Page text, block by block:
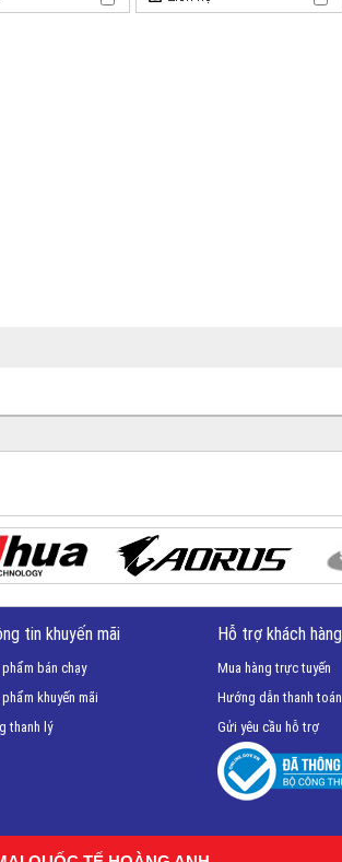
tin khuyến mãi
phẩm bán chạy
khuyến mãi
thanh lý
Hỗ trợ khách hàng
Mua hàng trực tuyến
Hướng dẫn thanh toán
Gửi yêu cầu hỗ trợ